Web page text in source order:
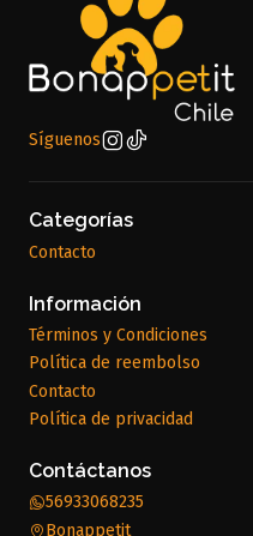
Síguenos
Categorías
Contacto
Información
Términos y Condiciones
Política de reembolso
Contacto
Política de privacidad
Contáctanos
56933068235
Bonappetit